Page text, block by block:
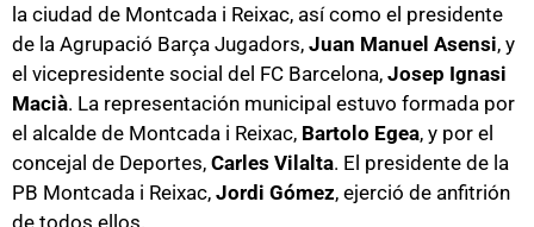
la ciudad de Montcada i Reixac, así como el presidente
de la Agrupació Barça Jugadors, Juan Manuel Asensi, y
el vicepresidente social del FC Barcelona, Josep Ignasi
Macià. La representación municipal estuvo formada por
el alcalde de Montcada i Reixac, Bartolo Egea, y por el
concejal de Deportes, Carles Vilalta. El presidente de la
PB Montcada i Reixac, Jordi Gómez, ejerció de anfitrión
de todos ellos.